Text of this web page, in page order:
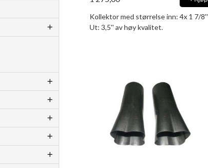
Kollektor med størrelse inn: 4x 1 7/8''
Ut: 3,5'' av høy kvalitet.